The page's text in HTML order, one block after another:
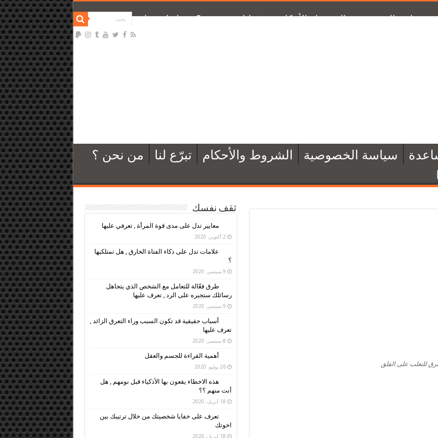
سياسة الخصوصية الشروط والأحكام تبرّع لنا من نحن ؟ تواصل معنا
سياسة الخصوصية الشروط والأحكام تبرّع لنا
من نحن ؟
للتغلب على القلق
ثقف نفسك
معايير تدل على مدى قوة المرأة , تعرفي عليها
2 أكتوبر، 2020
علامات تدل على ذكاء الفتاة الخارق , هل تمتلكيها
؟
9 سبتمبر، 2020
طرق فعّالة للتعامل مع الشخص الذي يتجاهل
رسائلك ستجبره على الرد , تعرف عليها
9 سبتمبر، 2020
أسباب حقيقية قد تكون السبب وراء التعرق الزائد ,
تعرف عليها
8 سبتمبر، 2020
أهمية القراءة للجسم والعقل
26 يوليو، 2020
هذه الاخطاء يقعون بها الأذكياء قبل نومهم , هل
أنت منهم ؟؟
18 أبريل، 2020
تعرف على خفايا شخصيتك من خلال ترتيبك بين
اخوتك
18 أبريل، 2020